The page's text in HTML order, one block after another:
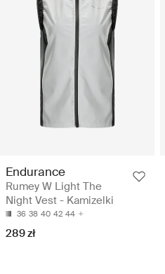
Endurance
Rumey W Light The
Night Vest - Kamizelki
36 38 40 42 44
289 zł